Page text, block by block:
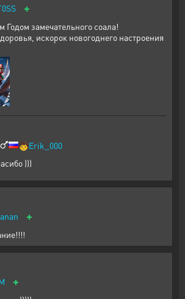
+
замечательного соала!
искорок новогоднего настроения
🧒Erik_000
)))
+
+